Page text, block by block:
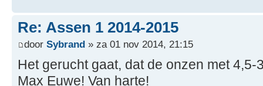
Re: Assen 1 2014-2015
door Sybrand » za 01 nov 2014, 21:15
Het gerucht gaat, dat de onzen met
Max Euwe! Van harte!